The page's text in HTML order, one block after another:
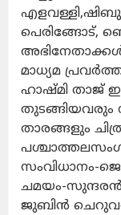
പെരിങ്ങോട്,
മാധ്യമ
ഹാഷ്മി താജ്
തുടങ്ങിയവരും
താരങ്ങളും
ചമയം-സുന്ദരൻ
ജുബിൻ